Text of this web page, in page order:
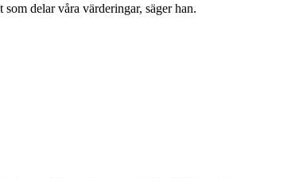
delar våra värderingar, säger han.